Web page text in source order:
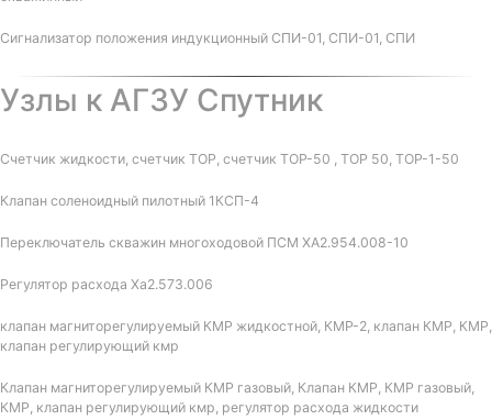
Сигнализатор положения индукционный СПИ-01, СПИ-01, СПИ
Узлы к АГЗУ Спутник
Счетчик жидкости, счетчик ТОР, счетчик ТОР-50 , ТОР 50, ТОР-1-50
Клапан соленоидный пилотный 1КСП-4
Переключатель скважин многоходовой ПСМ ХА2.954.008-10
Регулятор расхода Ха2.573.006
клапан магниторегулируемый КМР жидкостной, КМР-2, клапан КМР, КМР,
клапан регулирующий кмр
Клапан магниторегулируемый КМР газовый, Клапан КМР, КМР газовый,
КМР, клапан регулирующий кмр, регулятор расхода жидкости